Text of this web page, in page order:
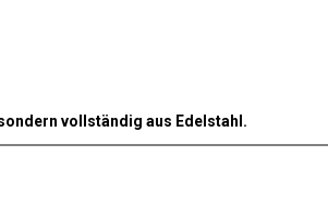
vollständig aus Edelstahl.